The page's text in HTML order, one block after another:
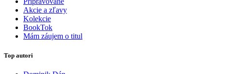
Akcie a zľavy
Kolekcie
BookTok
Mám záujem o titul
Top autori